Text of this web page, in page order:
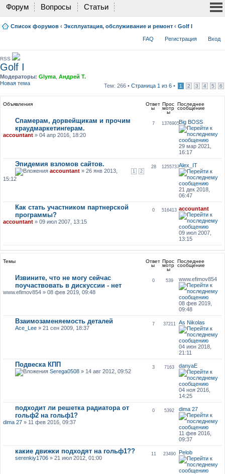
Форум Вопросы Статьи
Список форумов ‹ Эксплуатация, обслуживание и ремонт ‹ Golf I
FAQ Регистрация Вход
RSS
Golf I
Модераторы: Glyma Андрей Т.
Новая тема
Тем: 266 • Страница 1 из 6 • 1 2 3 4 5 6
Объявления Ответ
ы
Прос
мотр
ы
Последнее
сообщение
Спамерам, дорвейщикам и прочим
краудмаркетингерам.
accountant» 04 апр 2016, 18:20
7 1376905Big BOSS
29 мар 2021,
16:17
Эпидемия взломов сайтов.
1 2
accountant» 26 янв 2013,
15:12
28 1255737Alex_IT
21 дек 2018,
06:47
Как стать участником партнерской
программы?
accountant» 09 июл 2007, 13:15
0 516413 accountant
09 июл 2007,
13:15
Темы Ответ
ы
Прос
мотр
ы
Последнее
сообщение
Извините, что не могу сейчас
поучаствовать в дискуссии - нет
www.efimov854 » 08 фев 2019, 09:48
0 539 www.efimov854
08 фев 2019,
09:48
Взаимозаменяемость деталей
Ace_Lee» 21 сен 2009, 18:37
7 37211 As Nikolas
04 июн 2018,
21:11
Подвеска КПП
Serega0508» 14 авг 2012, 09:52
3 7163 danyaE
04 ноя 2016,
14:25
подходит ли решетка радиатора от
гольф2 на гольф1?
dima 27» 11 фев 2016, 09:37
0 5392 dima 27
11 фев 2016,
09:37
какие движки подходят на гольф1??
serenkiy1706» 21 июл 2012, 01:00
11 23490 Pelob